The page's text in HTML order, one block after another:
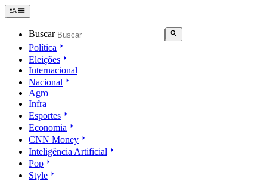
Buscar
Política
Eleições
Internacional
Nacional
Agro
Infra
Esportes
Economia
CNN Money
Inteligência Artificial
Pop
Style